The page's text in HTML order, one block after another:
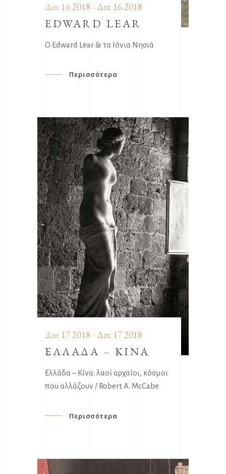
Δεκ 16 2018 - Δεκ 16 2018
EDWARD LEAR
Ο Edward Lear & τα Ιόνια Νησιά
Περισσότερα
Δεκ 17 2018 - Δεκ 17 2018
ΕΛΛΑΔΑ – ΚΙΝΑ
Ελλάδα – Κίνα: λαοί αρχαίοι, κόσμοι
που αλλάζουν / Robert A. McCabe
Περισσότερα